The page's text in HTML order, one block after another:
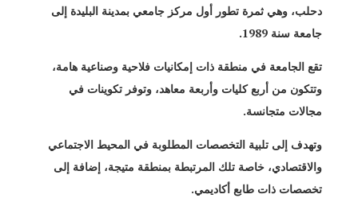
دحلب، وهي ثمرة تطور أول مركز جامعي بمدينة البليدة إلى
جامعة سنة 1989.
تقع الجامعة في منطقة ذات إمكانيات فلاحية وصناعية هامة،
وتتكون من أربع كليات وأربعة معاهد، وتوفر تكوينات في
مجالات متجانسة.
وتهدف إلى تلبية التخصصات المطلوبة في المحيط الاجتماعي
والاقتصادي، خاصة تلك المرتبطة بمنطقة متيجة، إضافة إلى
تخصصات ذات طابع أكاديمي.